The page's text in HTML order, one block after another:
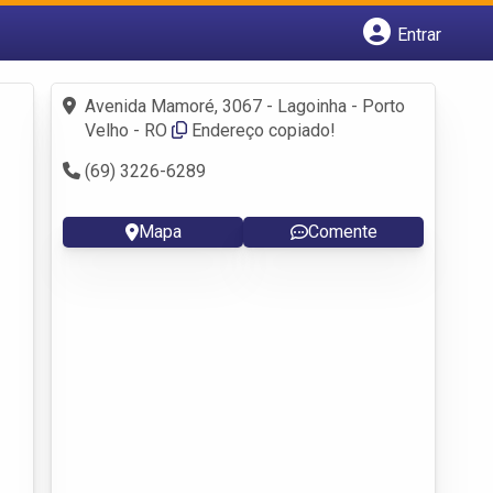
Entrar
Fazer login
Criar conta
Avenida Mamoré, 3067 - Lagoinha - Porto
Velho - RO
Endereço copiado!
(69) 3226-6289
Mapa Comente